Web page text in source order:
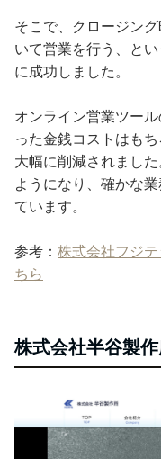
そこで、クロージン
いて営業を行う、と
に成功しました。
オンライン営業ツー
った金銭コストはも
大幅に削減されまし
ようになり、確かな
ています。
参考： 株式会社フジ
ちら
株式会社半谷製